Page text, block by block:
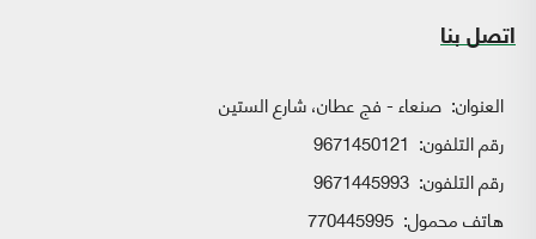
اتصل بنا
العنوان: صنعاء - فج عطان، شارع الستين
رقم التلفون: 9671450121
رقم التلفون: 9671445993
هاتف محمول: 770445995